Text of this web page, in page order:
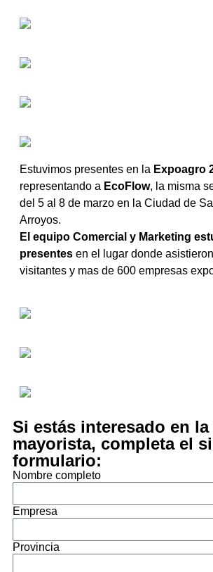
Estuvimos presentes en la Expoagro
representando a EcoFlow, la misma
del 5 al 8 de marzo en la Ciudad de
Arroyos.
El equipo Comercial y Marketing
presentes en el lugar donde
visitantes y mas de 600 empresas
Si estás interesado en
mayorista, completa el
formulario:
Nombre completo
Empresa
Provincia